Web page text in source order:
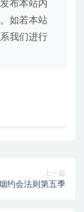
布本站内
如若本站
我们进行
上一篇
约会法则第五季